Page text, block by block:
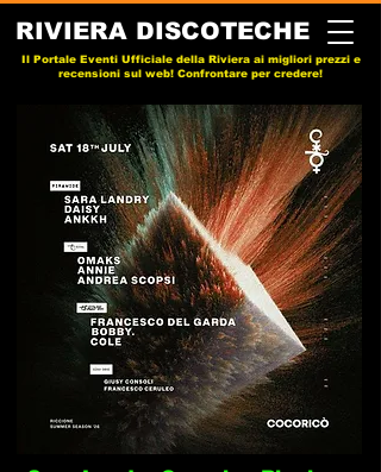
RIVIERA DISCOTECHE
Il Portale Eventi Ufficiale della Riviera ai migliori prezzi e
recensioni sul web! Confrontare per credere!